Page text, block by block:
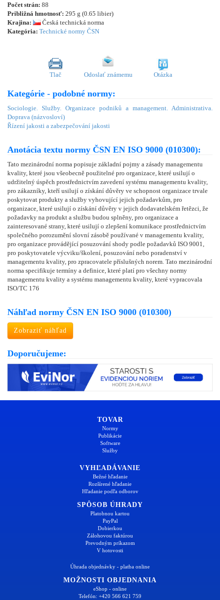
Počet strán: 88
Približná hmotnosť: 295 g (0.65 libier)
Krajina:
Česká technická norma
Kategória: Technické normy ČSN
Tlač Odoslať známemu Otázka
Kategórie - podobné normy:
Sociologie. Služby. Organizace podniků a management. Administrativa.
Doprava (názvosloví)
Řízení jakosti a zabezpečování jakosti
Anotácia textu normy ČSN EN ISO 9000 (010300):
Tato mezinárodní norma popisuje základní pojmy a zásady managementu
kvality, které jsou všeobecně použitelné pro organizace, které usilují o
udržitelný úspěch prostřednictvím zavedení systému managementu kvality,
pro zákazníky, kteří usilují o získání důvěry ve schopnost organizace trvale
poskytovat produkty a služby vyhovující jejich požadavkům, pro
organizace, které usilují o získání důvěry v jejich dodavatelském řetězci, že
požadavky na produkt a službu budou splněny, pro organizace a
zainteresované strany, které usilují o zlepšení komunikace prostřednictvím
společného porozumění slovní zásobě používané v managementu kvality,
pro organizace provádějící posuzování shody podle požadavků ISO 9001,
pro poskytovatele výcviku/školení, posuzování nebo poradenství v
managementu kvality, pro zpracovatele příslušných norem. Tato mezinárodní
norma specifikuje termíny a definice, které platí pro všechny normy
managementu kvality a systému managementu kvality, které vypracovala
ISO/TC 176
Náhľad normy ČSN EN ISO 9000 (010300)
Zobraziť náhľad
Doporučujeme:
TOVAR
Normy
Publikácie
Software
Služby
VYHĽADÁVANIE
Bežné hľadanie
Rozšírené hľadanie
Hľadanie podľa odborov
SPÔSOB ÚHRADY
Platobnou kartou
PayPal
Dobierkou
Zálohovou faktúrou
Prevodným príkazom
V hotovosti
Úhrada objednávky - platba online
MOŽNOSTI OBJEDNANIA
eShop - online
Telefón: +420 566 621 759